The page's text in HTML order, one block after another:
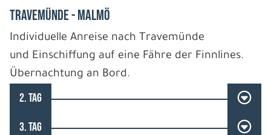
TRAVEMÜNDE - MALMÖ
Individuelle Anreise nach Travemünde
und Einschiffung auf eine Fähre der Finnlines.
Übernachtung an Bord.
2. TAG
3. TAG